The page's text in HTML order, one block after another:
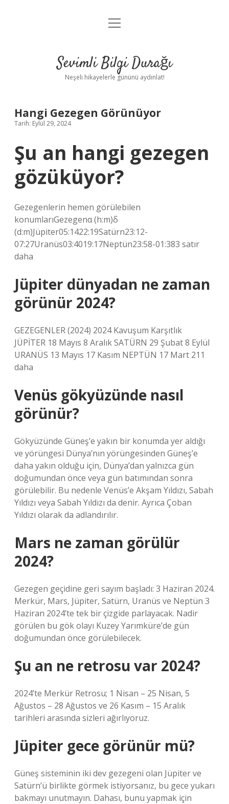
Anasayfa
Yasal Uyarı
menüyü
Sevimli Bilgi Durağı
Neşeli hikayelerle gününü aydınlat!
Hangi Gezegen Görünüyor
Tarih: Eylül 29, 2024
Şu an hangi gezegen
gözüküyor?
Gezegenlerin hemen görülebilen
konumlarıGezegenα (h:m)δ
(d:m)Jüpiter05:1422:19Satürn23:12-
07:27Uranüs03:4019:17Neptün23:58-01:383 satır
daha
Jüpiter dünyadan ne zaman
görünür 2024?
GEZEGENLER (2024) 2024 Kavuşum Karşıtlık
JÜPİTER 18 Mayıs 8 Aralık SATÜRN 29 Şubat 8 ​​Eylül
URANÜS 13 Mayıs 17 Kasım NEPTÜN 17 ​​Mart 211
daha
Venüs gökyüzünde nasıl
görünür?
Gökyüzünde Güneş’e yakın bir konumda yer aldığı
ve yörüngesi Dünya’nın yörüngesinden Güneş’e
daha yakın olduğu için, Dünya’dan yalnızca gün
doğumundan önce veya gün batımından sonra
görülebilir. Bu nedenle Venüs’e Akşam Yıldızı, Sabah
Yıldızı veya Sabah Yıldızı da denir. Ayrıca Çoban
Yıldızı olarak da adlandırılır.
Mars ne zaman görülür
2024?
Gezegen geçidine geri sayım başladı: 3 Haziran 2024.
Merkür, Mars, Jüpiter, Satürn, Uranüs ve Neptün 3
Haziran 2024’te tek bir çizgide parlayacak. Nadir
görülen bu gök olayı Kuzey Yarımküre’de gün
doğumundan önce görülebilecek.
Şu an ne retrosu var 2024?
2024’te Merkür Retrosu; 1 Nisan – 25 Nisan, 5
Ağustos – 28 Ağustos ve 26 Kasım – 15 Aralık
tarihleri ​​arasında sizleri ağırlıyoruz.
Jüpiter gece görünür mü?
Güneş sisteminin iki dev gezegeni olan Jüpiter ve
Satürn’ü birlikte görmek istiyorsanız, bu gece yukarı
bakmayı unutmayın. Dahası, bunu yapmak için